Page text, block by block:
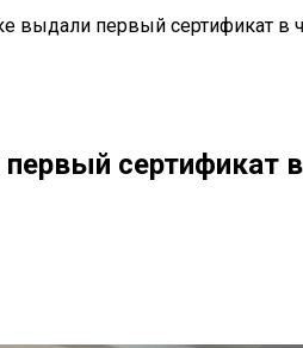
выдали первый сертификат в
сертификат